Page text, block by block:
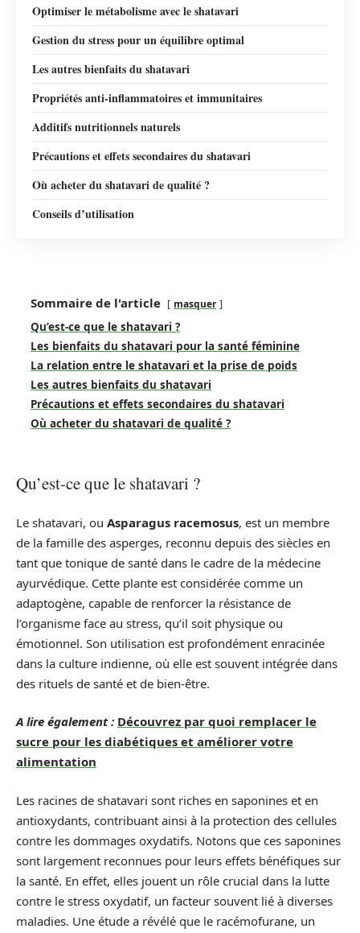
Optimiser le métabolisme avec le shatavari
Gestion du stress pour un équilibre optimal
Les autres bienfaits du shatavari
Propriétés anti-inflammatoires et immunitaires
Additifs nutritionnels naturels
Précautions et effets secondaires du shatavari
Où acheter du shatavari de qualité ?
Conseils d’utilisation
Sommaire de l'article masquer
Qu’est-ce que le shatavari ?
Les bienfaits du shatavari pour la santé féminine
La relation entre le shatavari et la prise de poids
Les autres bienfaits du shatavari
Précautions et effets secondaires du shatavari
Où acheter du shatavari de qualité ?
Qu’est-ce que le shatavari ?
Le shatavari, ou Asparagus racemosus, est un membre
de la famille des asperges, reconnu depuis des siècles en
tant que tonique de santé dans le cadre de la médecine
ayurvédique. Cette plante est considérée comme un
adaptogène, capable de renforcer la résistance de
l’organisme face au stress, qu’il soit physique ou
émotionnel. Son utilisation est profondément enracinée
dans la culture indienne, où elle est souvent intégrée dans
des rituels de santé et de bien-être.
A lire également : Découvrez par quoi remplacer le
sucre pour les diabétiques et améliorer votre
alimentation
Les racines de shatavari sont riches en saponines et en
antioxydants, contribuant ainsi à la protection des cellules
contre les dommages oxydatifs. Notons que ces saponines
sont largement reconnues pour leurs effets bénéfiques sur
la santé. En effet, elles jouent un rôle crucial dans la lutte
contre le stress oxydatif, un facteur souvent lié à diverses
maladies. Une étude a révélé que le racémofurane, un